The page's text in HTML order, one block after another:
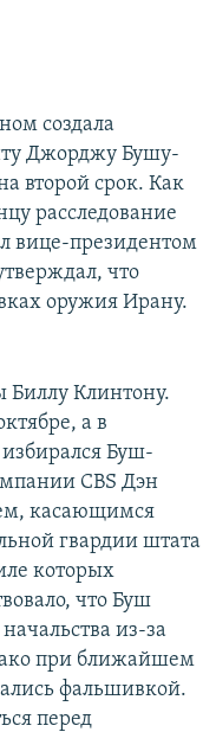
создала
Джорджу Бушу-
второй срок. Как
расследование
вице-президентом
что
оружия Ирану.
Клинтону.
а в
избирался Буш-
CBS Дэн
касающимся
гвардии штата
которых
что Буш
из-за
при ближайшем
фальшивкой.
перед